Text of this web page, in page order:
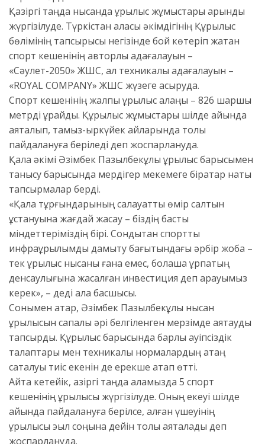
Қазіргі таңда нысанда құрылыс жұмыстары қарқынды
жүргізілуде. Түркістан қаласы әкімдігінің Құрылыс
бөлімінің тапсырысы негізінде бой көтеріп жатқан
спорт кешенінің авторлық қадағалауын –
«Сәулет-2050» ЖШС, ал техникалық қадағалауын –
«ROYAL COMPANY» ЖШС жүзеге асыруда.
Спорт кешенінің жалпы құрылыс алаңы – 826 шаршы
метрді құрайды. Құрылыс жұмыстары шілде айында
аяқталып, тамыз-қыркүйек айларында толық
пайдалануға беріледі деп жоспарлануда.
Қала әкімі Әзімбек Пазылбекұлы құрылыс барысымен
танысу барысында мердігер мекемеге бірқатар нақты
тапсырмалар берді.
«Қала тұрғындарының салауатты өмір салтын
ұстануына жағдай жасау – біздің басты
міндеттеріміздің бірі. Сондықтан спорттық
инфрақұрылымды дамыту бағытындағы әрбір жоба –
тек құрылыс нысаны ғана емес, болашақ ұрпақтың
денсаулығына жасалған инвестиция деп қарауымыз
керек», – деді қала басшысы.
Сонымен қатар, Әзімбек Пазылбекұлы нысан
құрылысын сапалы әрі белгіленген мерзімде аяқтауды
тапсырды. Құрылыс барысында барлық қауіпсіздік
талаптары мен техникалық нормалардың қатаң
сақталуы тиіс екенін де ерекше атап өтті.
Айта кетейік, қазіргі таңда қаламызда 5 спорт
кешенінің құрылысы жүргізілуде. Оның екеуі шілде
айында пайдалануға берілсе, қалған үшеуінің
құрылысы эыл соңына дейін толық аяқталады деп
жоспарлануда.